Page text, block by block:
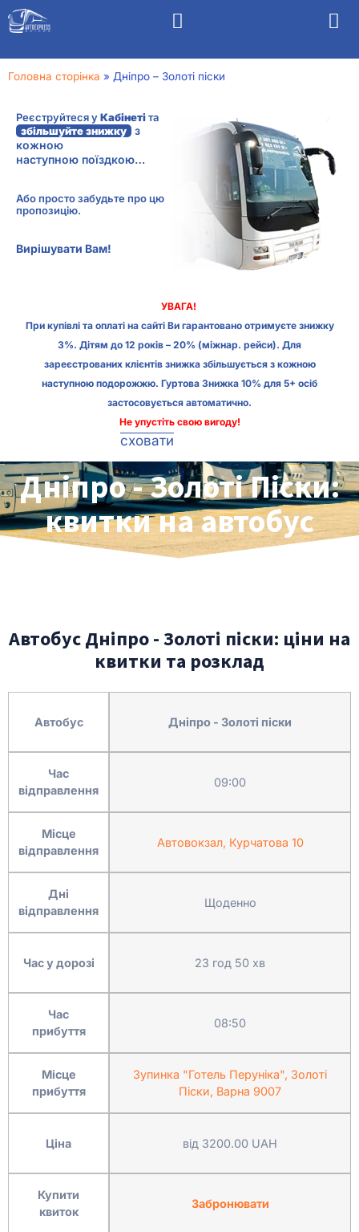
Головна сторінка » Дніпро – Золоті піски
Реєструйтеся уКабінетіта
збільшуйте знижку з
кожною
наступною поїздкою…
Або просто забудьте про цю
пропозицію.
Вирішувати Вам!
УВАГА!
При купівлі та оплаті на сайті Ви гарантовано отримуєте знижку
3%. Дітям до 12 років – 20% (міжнар. рейси). Для
зареєстрованих клієнтів знижка збільшується з кожною
наступною подорожжю. Гуртова Знижка 10% для 5+ осіб
застосовується автоматично.
Не упустіть свою вигоду!
сховати
Дніпро - Золоті Піски:
квитки на автобус
Автобус Дніпро - Золоті піски: ціни на
квитки та розклад
Автобус
Час
відправлення
Місце
відправлення
Дні
відправлення
Час у дорозі
Час
прибуття
Місце
прибуття
Ціна
Купити
квиток
Дніпро - Золоті піски
09:00
Автовокзал, Курчатова 10
Щоденно
23 год 50 хв
08:50
Зупинка "Готель Перуніка", Золоті
Піски, Варна 9007
від 3200.00 UAH
Забронювати